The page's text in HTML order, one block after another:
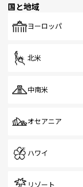
で、ホーカ
国と地域
ヨーロッパ
北米
中南米
オセアニア
ハワイ
リゾート